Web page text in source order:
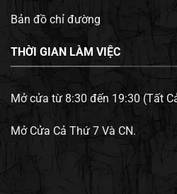
Bản đồ chỉ đường
THỜI GIAN LÀM VIỆC
Mở cửa từ 8:30 đến 19:30 (Tất
Mở Cửa Cả Thứ 7 Và CN.